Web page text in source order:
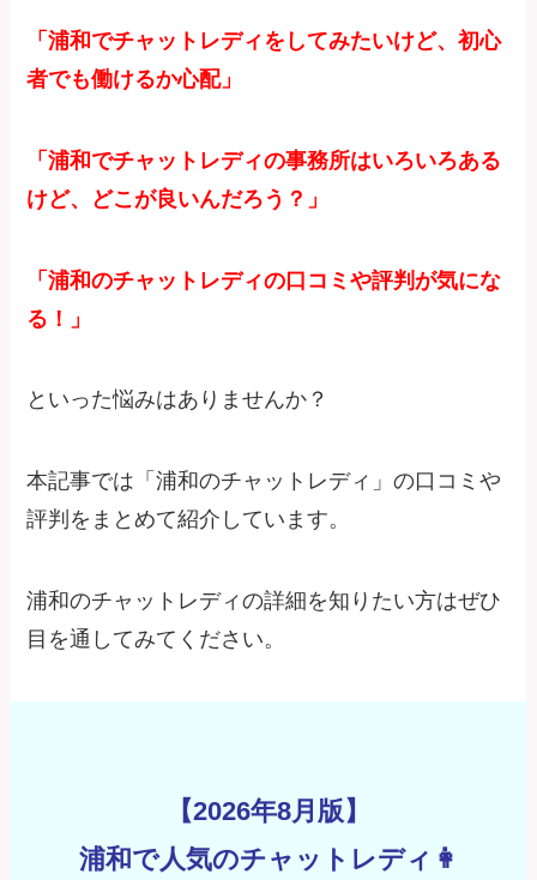
「浦和でチャットレディをしてみたいけど、初心
者でも働けるか心配」
「浦和でチャットレディの事務所はいろいろある
けど、どこが良いんだろう？」
「浦和のチャットレディの口コミや評判が気にな
る！」
といった悩みはありませんか？
本記事では「浦和のチャットレディ」の口コミや
評判をまとめて紹介しています。
浦和のチャットレディの詳細を知りたい方はぜひ
目を通してみてください。
【2026年8月版】
浦和で人気のチャットレディ👩